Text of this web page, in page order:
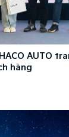
AUTO
hàng